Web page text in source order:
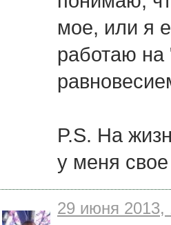
мое, или я
работаю
P.S. На
у меня
29 июня 2013,